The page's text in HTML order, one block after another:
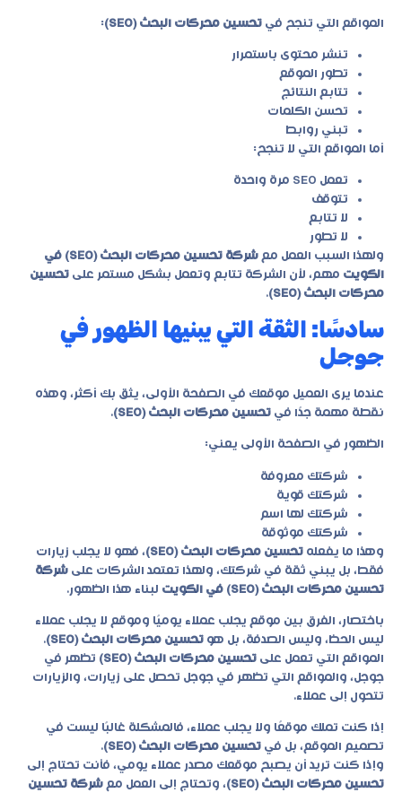
المواقع التي تنجح في تحسين محركات البحث (SEO) :
تنشر محتوى باستمرار
تطور الموقع
تتابع النتائج
تحسن الكلمات
تبني روابط
أما المواقع التي لا تنجح:
تعمل SEO مرة واحدة
تتوقف
لا تتابع
لا تطور
ولهذا السبب العمل مع
شركة تحسين محركات البحث (SEO) في
الكويت مهم، لأن الشركة تتابع وتعمل بشكل مستمر على تحسين
محركات البحث (SEO)
.
سادسًا: الثقة التي يبنيها الظهور في
جوجل
عندما يرى العميل موقعك في الصفحة الأولى، يثق بك أكثر، وهذه
نقطة مهمة جدًا في تحسين محركات البحث (SEO) .
الظهور في الصفحة الأولى يعني:
شركتك معروفة
شركتك قوية
شركتك لها اسم
شركتك موثوقة
وهذا ما يفعله تحسين محركات البحث (SEO)
، فهو لا يجلب زيارات
فقط، بل يبني ثقة في شركتك، ولهذا تعتمد الشركات على شركة
تحسين محركات البحث (SEO) في الكويت
لبناء هذا الظهور.
باختصار، الفرق بين موقع يجلب عملاء يوميًا وموقع لا يجلب عملاء
ليس الحظ، وليس الصدفة، بل هو تحسين محركات البحث (SEO)
.
المواقع التي تعمل على تحسين محركات البحث (SEO)
تظهر في
جوجل، والمواقع التي تظهر في جوجل تحصل على زيارات، والزيارات
تتحول إلى عملاء.
إذا كنت تملك موقعًا ولا يجلب عملاء، فالمشكلة غالبًا ليست في
تصميم الموقع، بل في تحسين محركات البحث (SEO)
.
وإذا كنت تريد أن يصبح موقعك مصدر عملاء يومي، فأنت تحتاج إلى
تحسين محركات البحث (SEO)
، وتحتاج إلى العمل مع شركة تحسين